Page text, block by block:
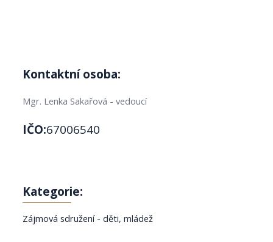
Kontaktní osoba:
Mgr. Lenka Sakařová - vedoucí
IČO:67006540
Kategorie:
Zájmová sdružení - děti, mládež